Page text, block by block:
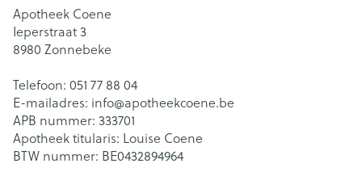
Apotheek Coene
Ieperstraat 3
8980 Zonnebeke
Telefoon: 051 77 88 04
E-mailadres: info@apotheekcoene.be
APB nummer: 333701
Apotheek titularis: Louise Coene
BTW nummer: BE0432894964